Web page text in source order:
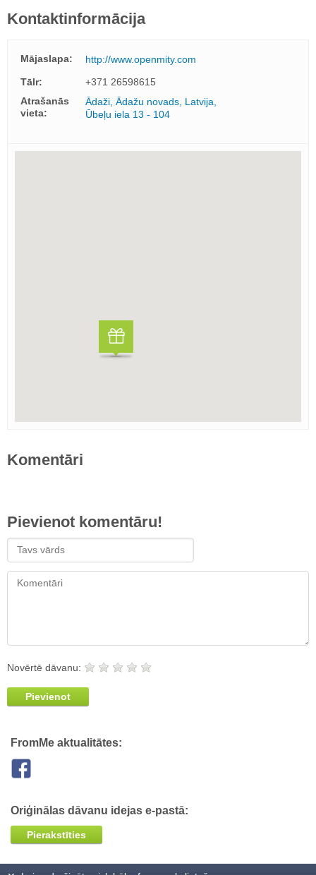
Kontaktinformācija
Mājaslapa:
http://www.openmity.com
Tālr:
+371 26598615
Atrašanās
vieta:
Ādaži, Ādažu novads, Latvija,
Ūbeļu iela 13 - 104
Komentāri
Pievienot komentāru!
Novērtē dāvanu:
Pievienot
FromMe aktualitātes:
Oriģinālas dāvanu idejas e-pastā:
Pierakstīties